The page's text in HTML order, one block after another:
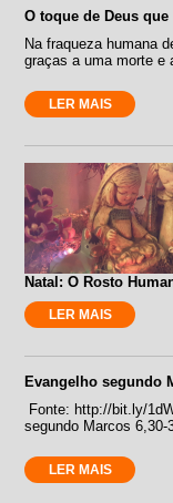
O toque de Deus
Na fraqueza humana
graças a uma morte e
LER MAIS
Natal: O Rosto
LER MAIS
Evangelho segundo
Fonte: http://bit.ly/
segundo Marcos
LER MAIS